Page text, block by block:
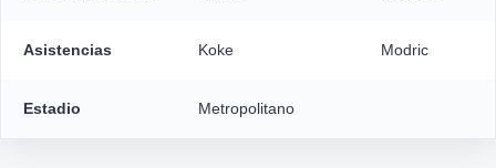
Asistencias Koke Modric
Estadio Metropolitano